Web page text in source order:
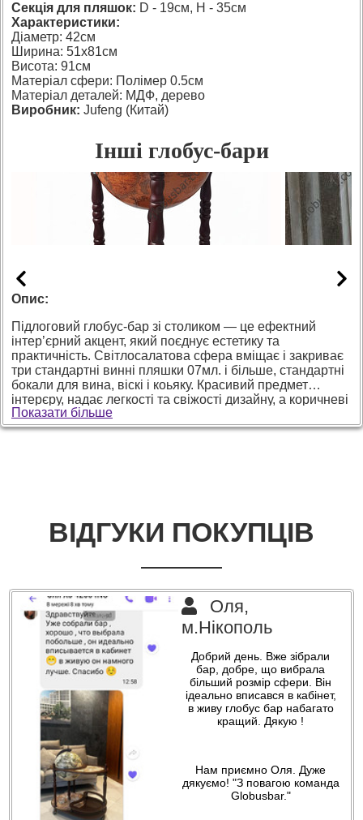
Секція для пляшок: D - 19см, H - 35см
Характеристики:
Діаметр: 42см
Ширина: 51х81см
Висота: 91см
Матеріал сфери: Полімер 0.5см
Матеріал деталей: МДФ, дерево
Виробник: Jufeng (Китай)
Інші глобус-бари
Опис:
Підлоговий глобус-бар зі столиком — це ефектний
інтер’єрний акцент, який поєднує естетику та
практичність. Світлосалатова сфера вміщає і закриває
три стандартні винні пляшки 07мл. і більше, стандартні
бокали для вина, віскі і коьяку. Красивий предмет
інтерєру, надає легкості та свіжості дизайну, а коричневі
меблеві ніжки створюють відчуття стабільності й
преміальності. Конструкція продумана для зручного
розслабитись вашому чоловіку, або жінці .
Показати більше
ВІДГУКИ ПОКУПЦІВ
Оля,
м.Нікополь
Добрий день. Вже зібрали
бар, добре, що вибрала
більший розмір сфери. Він
ідеально вписався в кабінет,
в живу глобус бар набагато
кращий. Дякую !
Нам приємно Оля. Дуже
дякуємо! "З повагою команда
Globusbar."